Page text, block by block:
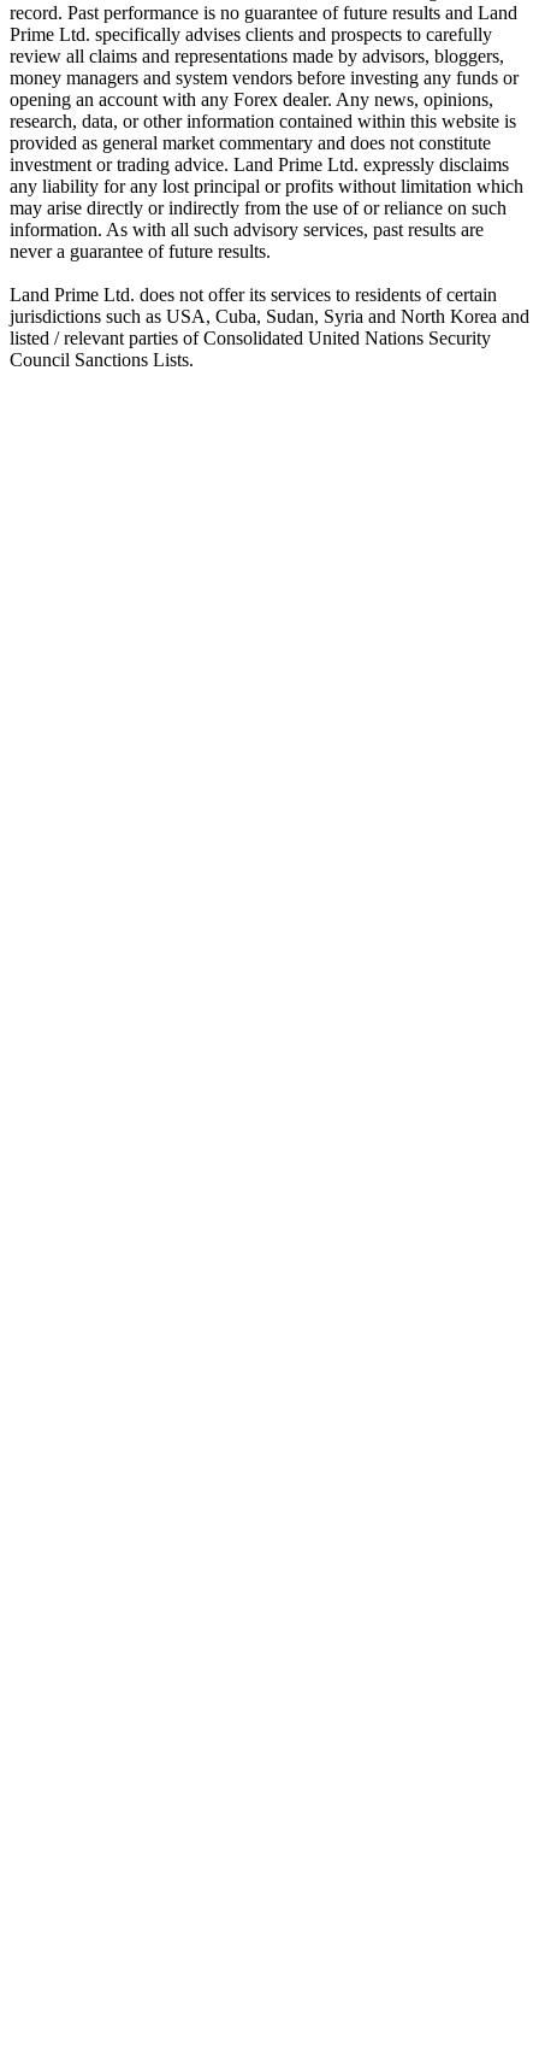
record. Past performance is no guarantee of future results and Land
Prime Ltd. specifically advises clients and prospects to carefully
review all claims and representations made by advisors, bloggers,
money managers and system vendors before investing any funds or
opening an account with any Forex dealer. Any news, opinions,
research, data, or other information contained within this website is
provided as general market commentary and does not constitute
investment or trading advice. Land Prime Ltd. expressly disclaims
any liability for any lost principal or profits without limitation which
may arise directly or indirectly from the use of or reliance on such
information. As with all such advisory services, past results are
never a guarantee of future results.
Land Prime Ltd. does not offer its services to residents of certain
jurisdictions such as USA, Cuba, Sudan, Syria and North Korea and
listed / relevant parties of Consolidated United Nations Security
Council Sanctions Lists.